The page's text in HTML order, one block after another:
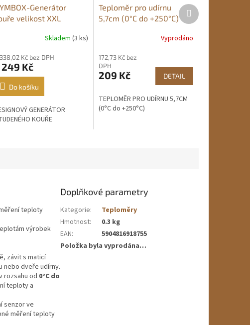
Generátor
velikost XXL
Skladem(3 ks)
Kč bez DPH
249 Kč
Do košíku
GENERÁTOR
KOUŘE
Teploměr pro udírnu
5,7cm (0°C do +250°C)
Vyprodáno
172,73 Kč bez
DPH
209 Kč DETAIL
TEPLOMĚR PRO UDÍRNU 5,7CM
(0°C do +250°C)
Další
produkt
teploty
výrobek
závit s maticí
nebo dveře udírny.
rozsahu od 0°C do
teploty a
senzor ve
měření teploty
Doplňkové parametry
Kategorie:
Teploměry
Hmotnost:
0.3 kg
EAN:
5904816918755
Položka byla vyprodána…